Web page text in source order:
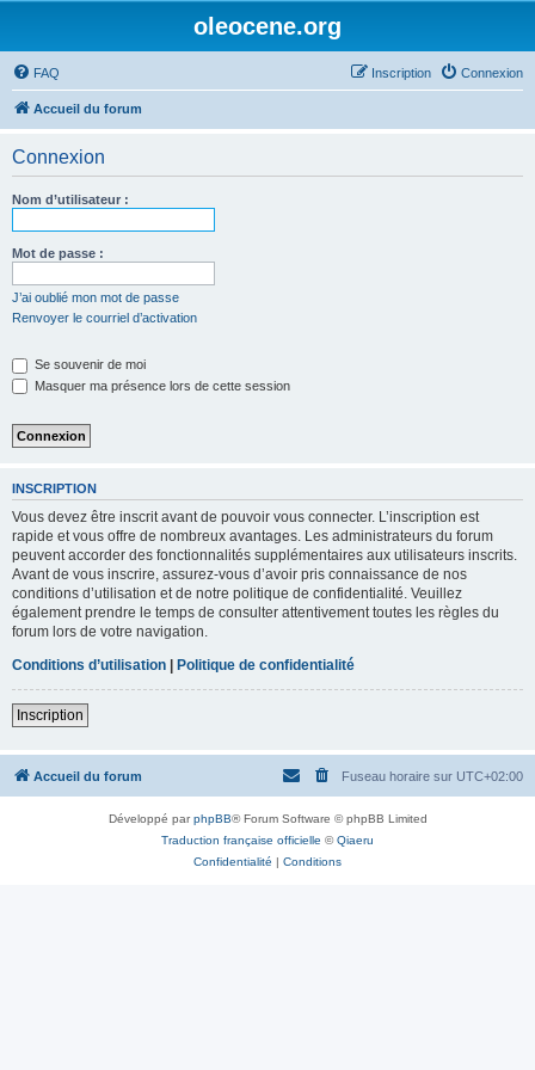
oleocene.org
FAQ Connexion
Inscription
Accueil du forum
Connexion
Nom d’utilisateur :
Mot de passe :
J’ai oublié mon mot de passe
Renvoyer le courriel d’activation
Se souvenir de moi
Masquer ma présence lors de cette session
INSCRIPTION
Vous devez être inscrit avant de pouvoir vous connecter. L’inscription est
rapide et vous offre de nombreux avantages. Les administrateurs du forum
peuvent accorder des fonctionnalités supplémentaires aux utilisateurs inscrits.
Avant de vous inscrire, assurez-vous d’avoir pris connaissance de nos
conditions d’utilisation et de notre politique de confidentialité. Veuillez
également prendre le temps de consulter attentivement toutes les règles du
forum lors de votre navigation.
Conditions d’utilisation | Politique de confidentialité
Inscription
Accueil du forum Fuseau horaire sur UTC+02:00
Développé parphpBB® Forum Software © phpBB Limited
Traduction française officielle ©Qiaeru
Confidentialité | Conditions